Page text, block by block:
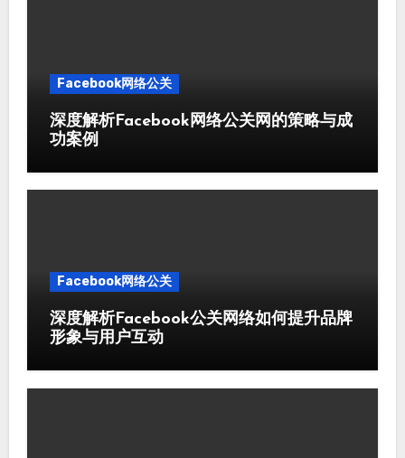
Facebook网络公关
深度解析Facebook网络公关网的策略与成
功案例
Facebook网络公关
深度解析Facebook公关网络如何提升品牌
形象与用户互动